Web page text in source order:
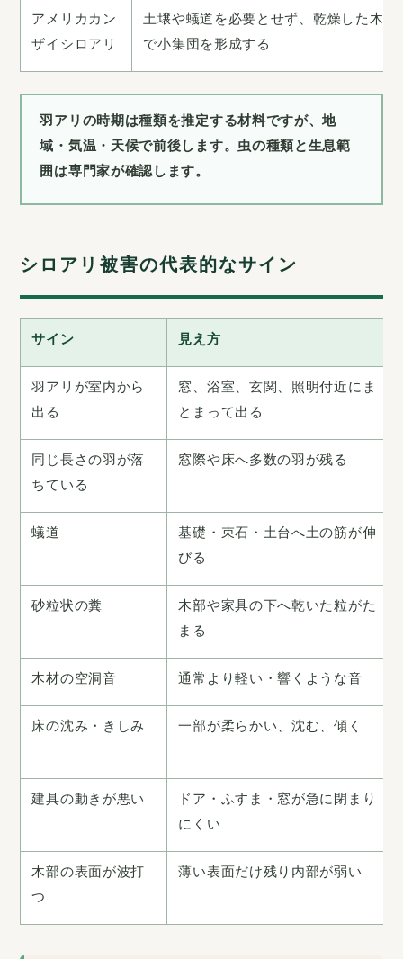
アメリカカン
ザイシロアリ
土壌や蟻道を必要とせず、乾燥した木材
で小集団を形成する
羽アリの時期は種類を推定する材料ですが、地
域・気温・天候で前後します。虫の種類と生息範
囲は専門家が確認します。
シロアリ被害の代表的なサイン
サイン
見え方
羽アリが室内から
出る
窓、浴室、玄関、照明付近にま
とまって出る
同じ長さの羽が落
ちている
窓際や床へ多数の羽が残る
蟻道
基礎・束石・土台へ土の筋が伸
びる
砂粒状の糞
木部や家具の下へ乾いた粒がた
まる
木材の空洞音
通常より軽い・響くような音
床の沈み・きしみ
一部が柔らかい、沈む、傾く
建具の動きが悪い
ドア・ふすま・窓が急に閉まり
にくい
木部の表面が波打
つ
薄い表面だけ残り内部が弱い